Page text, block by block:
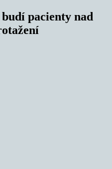
pacienty nad